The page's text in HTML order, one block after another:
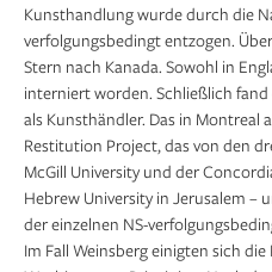
Kunsthandlung wurde durch die
verfolgungsbedingt entzogen.
Stern nach Kanada. Sowohl in
interniert worden. Schließlich
als Kunsthändler. Das in Montreal
Restitution Project, das von den
McGill University und der
Hebrew University in Jerusalem –
der einzelnen NS-
Im Fall Weinsberg einigten sich